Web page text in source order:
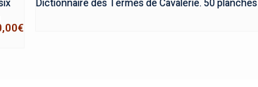
€
Dictionnaire des Termes de Cavalerie. 50 planches